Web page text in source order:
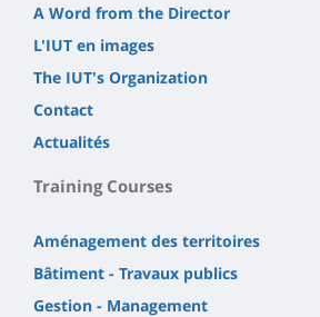
A Word from the Director
L'IUT en images
The IUT's Organization
Contact
Actualités
Training Courses
Aménagement des territoires
Bâtiment - Travaux publics
Gestion - Management